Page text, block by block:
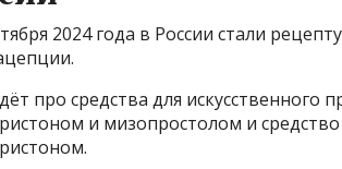
2024 года в России стали
про средства для искусственного
и мизопростолом и